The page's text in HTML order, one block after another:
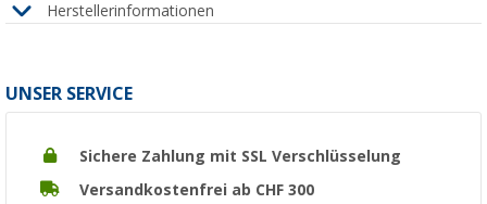
Herstellerinformationen
UNSER SERVICE
Sichere Zahlung mit SSL Verschlüsselung
Versandkostenfrei ab CHF 300